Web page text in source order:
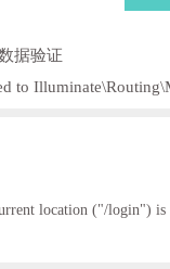
据验证
to